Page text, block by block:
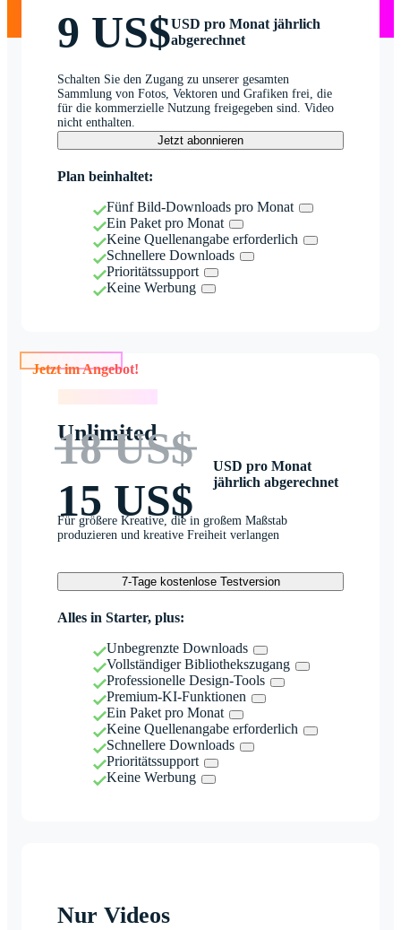
9 US$USD pro Monat jährlich
abgerechnet
Schalten Sie den Zugang zu unserer gesamten
Sammlung von Fotos, Vektoren und Grafiken frei, die
für die kommerzielle Nutzung freigegeben sind. Video
nicht enthalten.
Jetzt abonnieren
Plan beinhaltet:
Fünf Bild-Downloads pro Monat
Ein Paket pro Monat
Keine Quellenangabe erforderlich
Schnellere Downloads
Prioritätssupport
Keine Werbung
Jetzt im Angebot!
Unlimited
18 US$
15 US$
USD pro Monat
jährlich abgerechnet
Für größere Kreative, die in großem Maßstab
produzieren und kreative Freiheit verlangen
7-Tage kostenlose Testversion
Alles in Starter, plus:
Unbegrenzte Downloads
Vollständiger Bibliothekszugang
Professionelle Design-Tools
Premium-KI-Funktionen
Ein Paket pro Monat
Keine Quellenangabe erforderlich
Schnellere Downloads
Prioritätssupport
Keine Werbung
Nur Videos